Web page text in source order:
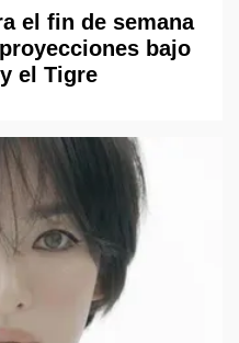
el fin de semana
bajo
el Tigre